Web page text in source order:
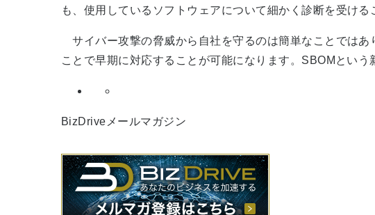
も、使用しているソフトウェアについて細かく診断を受ける
サイバー攻撃の脅威から自社を守るのは簡単なことでは
ことで早期に対応することが可能になります。SBOMとい
BizDriveメールマガジン